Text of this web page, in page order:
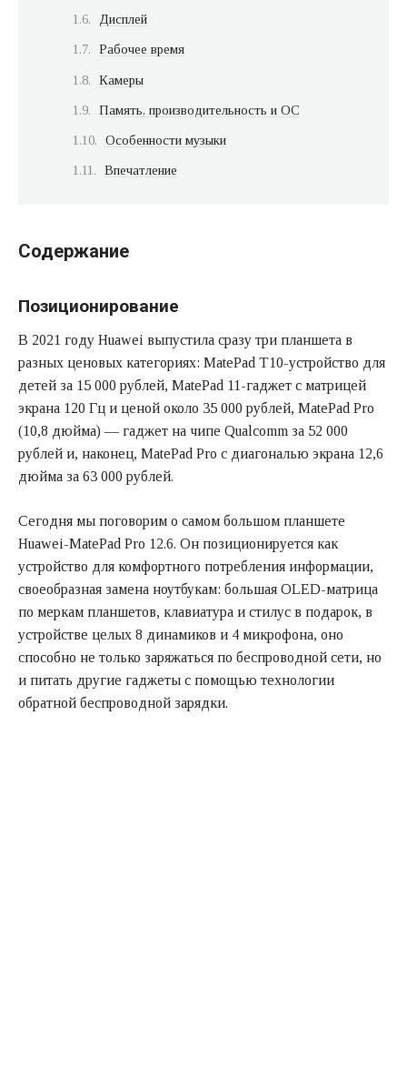
Дисплей
Рабочее время
Камеры
Память, производительность и ОС
Особенности музыки
Впечатление
Содержание
Позиционирование
В 2021 году Huawei выпустила сразу три планшета в
разных ценовых категориях: MatePad T10-устройство для
детей за 15 000 рублей, MatePad 11-гаджет с матрицей
экрана 120 Гц и ценой около 35 000 рублей, MatePad Pro
(10,8 дюйма) — гаджет на чипе Qualcomm за 52 000
рублей и, наконец, MatePad Pro с диагональю экрана 12,6
дюйма за 63 000 рублей.
Сегодня мы поговорим о самом большом планшете
Huawei-MatePad Pro 12.6. Он позиционируется как
устройство для комфортного потребления информации,
своеобразная замена ноутбукам: большая OLED-матрица
по меркам планшетов, клавиатура и стилус в подарок, в
устройстве целых 8 динамиков и 4 микрофона, оно
способно не только заряжаться по беспроводной сети, но
и питать другие гаджеты с помощью технологии
обратной беспроводной зарядки.